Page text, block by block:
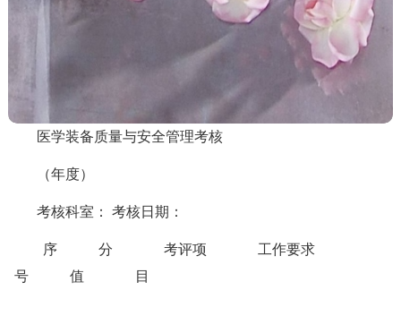
医学装备质量与安全管理考核
（年度）
考核科室： 考核日期 ：
序
号
分
值
考评项
目
工作要求